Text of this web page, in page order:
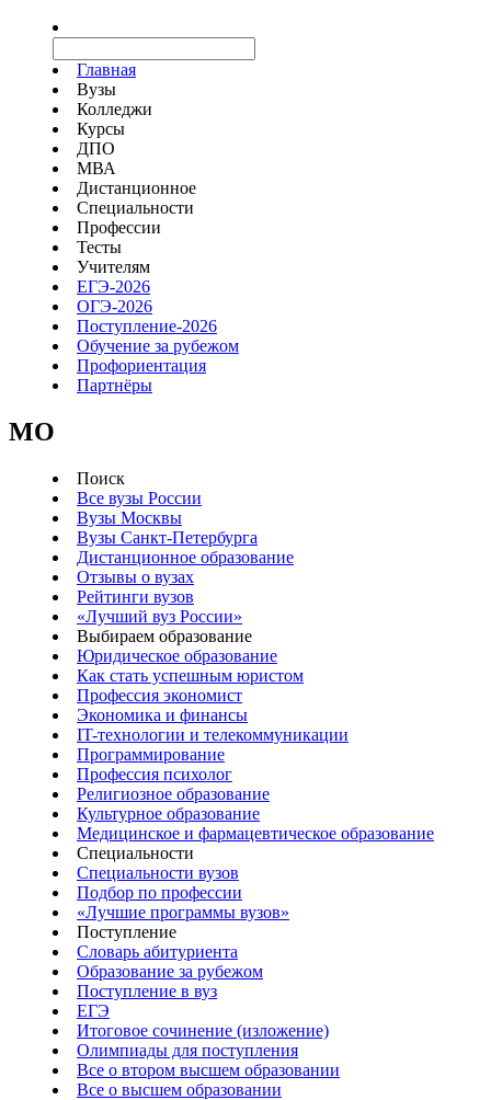
Главная
Вузы
Колледжи
Курсы
ДПО
МВА
Дистанционное
Специальности
Профессии
Тесты
Учителям
ЕГЭ-2026
ОГЭ-2026
Поступление-2026
Обучение за рубежом
Профориентация
Партнёры
MO
Поиск
Все вузы России
Вузы Москвы
Вузы Санкт-Петербурга
Дистанционное образование
Отзывы о вузах
Рейтинги вузов
«Лучший вуз России»
Выбираем образование
Юридическое образование
Как стать успешным юристом
Профессия экономист
Экономика и финансы
IT-технологии и телекоммуникации
Программирование
Профессия психолог
Религиозное образование
Культурное образование
Медицинское и фармацевтическое образование
Специальности
Специальности вузов
Подбор по профессии
«Лучшие программы вузов»
Поступление
Словарь абитуриента
Образование за рубежом
Поступление в вуз
ЕГЭ
Итоговое сочинение (изложение)
Олимпиады для поступления
Все о втором высшем образовании
Все о высшем образовании